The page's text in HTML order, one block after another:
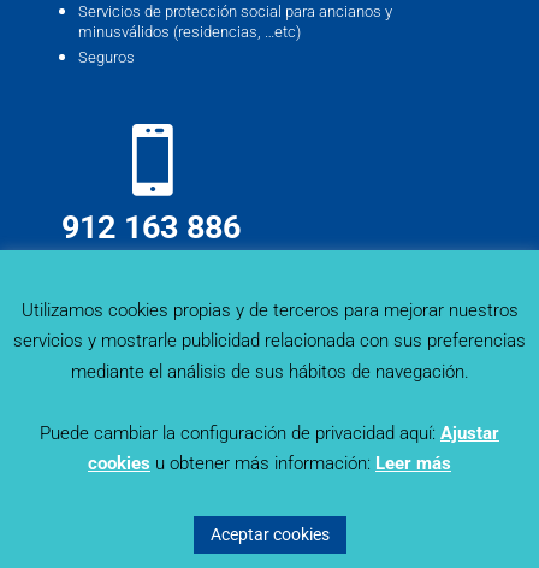
Servicios de protección social para ancianos y
minusválidos (residencias, …etc)
Seguros
912 163 886
Política de Cookies© Diseñado por
Utilizamos cookies propias y de terceros para mejorar nuestros
servicios y mostrarle publicidad relacionada con sus preferencias
mediante el análisis de sus hábitos de navegación.
Puede cambiar la configuración de privacidad aquí: Ajustar
cookies u obtener más información: Leer más
Aceptar cookies